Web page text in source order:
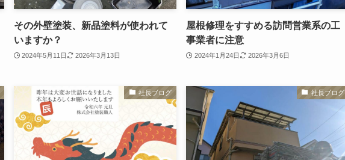
その外壁塗装、新品塗料が使われて
いますか？
2024年5月11日 2026年3月13日
屋根修理をすすめる訪問営業系の工
事業者に注意
2024年1月24日 2026年3月6日
社長ブログ 社長ブログ